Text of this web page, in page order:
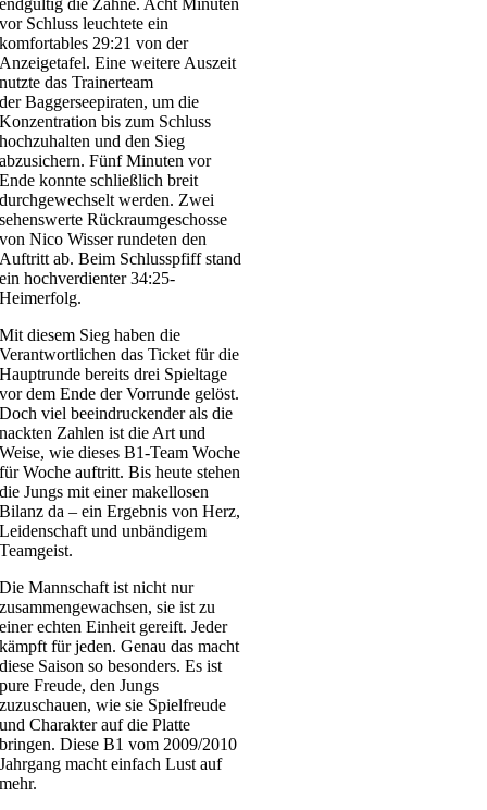
endgültig die Zähne. Acht Minuten
vor Schluss leuchtete ein
komfortables 29:21 von der
Anzeigetafel. Eine weitere Auszeit
nutzte das Trainerteam
der Baggerseepiraten, um die
Konzentration bis zum Schluss
hochzuhalten und den Sieg
abzusichern. Fünf Minuten vor
Ende konnte schließlich breit
durchgewechselt werden. Zwei
sehenswerte Rückraumgeschosse
von Nico Wisser rundeten den
Auftritt ab. Beim Schlusspfiff stand
ein hochverdienter 34:25-
Heimerfolg.
Mit diesem Sieg haben die
Verantwortlichen das Ticket für die
Hauptrunde bereits drei Spieltage
vor dem Ende der Vorrunde gelöst.
Doch viel beeindruckender als die
nackten Zahlen ist die Art und
Weise, wie dieses B1-Team Woche
für Woche auftritt. Bis heute stehen
die Jungs mit einer makellosen
Bilanz da – ein Ergebnis von Herz,
Leidenschaft und unbändigem
Teamgeist.
Die Mannschaft ist nicht nur
zusammengewachsen, sie ist zu
einer echten Einheit gereift. Jeder
kämpft für jeden. Genau das macht
diese Saison so besonders. Es ist
pure Freude, den Jungs
zuzuschauen, wie sie Spielfreude
und Charakter auf die Platte
bringen. Diese B1 vom 2009/2010
Jahrgang macht einfach Lust auf
mehr.